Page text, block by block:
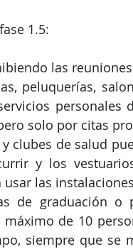
1.5:
las
peluquerías,
solo por citas
clubes de salud
y los
usar las
de graduación
de 10
siempre que se